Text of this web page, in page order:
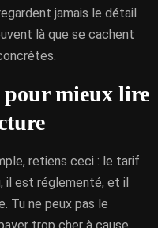
jamais le détail
là que se cachent
mieux lire
retiens ceci : le tarif
il est réglementé, et il
Tu ne peux pas le